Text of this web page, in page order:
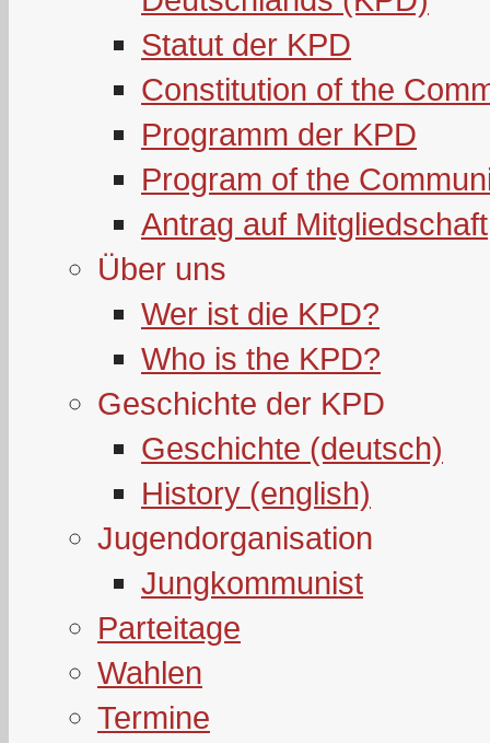
Statut der KPD
Constitution of the
Programm der KPD
Program of the
Antrag auf Mitgliedschaft
Über uns
Wer ist die KPD?
Who is the KPD?
Geschichte der KPD
Geschichte (deutsch)
History (english)
Jugendorganisation
Jungkommunist
Parteitage
Wahlen
Termine